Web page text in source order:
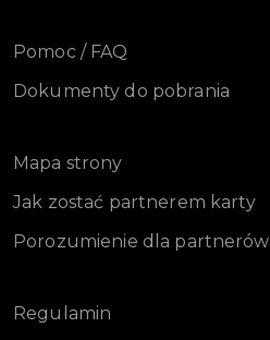
Pomoc / FAQ
Dokumenty do pobrania
Mapa strony
Jak zostać partnerem karty
Porozumienie dla partnerów
Regulamin